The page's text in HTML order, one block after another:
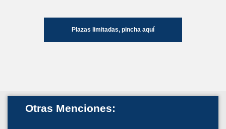
Plazas limitadas, pincha aquí
Otras Menciones: